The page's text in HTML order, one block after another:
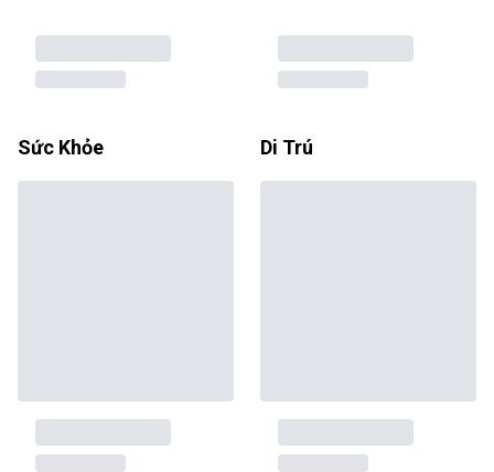
Sức Khỏe Di Trú